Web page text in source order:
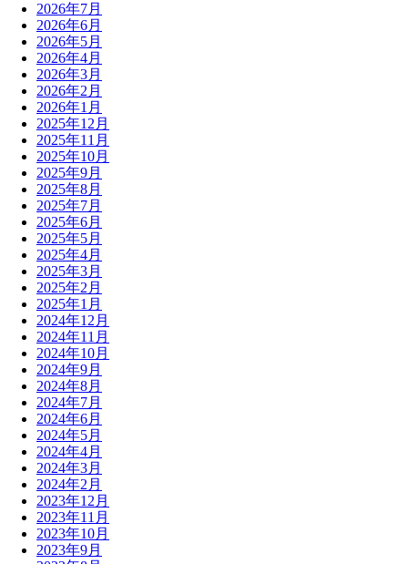
2026年7月
2026年6月
2026年5月
2026年4月
2026年3月
2026年2月
2026年1月
2025年12月
2025年11月
2025年10月
2025年9月
2025年8月
2025年7月
2025年6月
2025年5月
2025年4月
2025年3月
2025年2月
2025年1月
2024年12月
2024年11月
2024年10月
2024年9月
2024年8月
2024年7月
2024年6月
2024年5月
2024年4月
2024年3月
2024年2月
2023年12月
2023年11月
2023年10月
2023年9月